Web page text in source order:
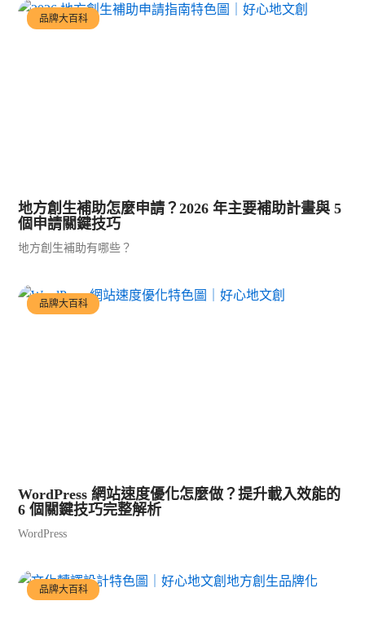
品牌大百科
地方創生補助怎麼申請？2026 年主要補助計畫與 5
個申請關鍵技巧
地方創生補助有哪些？
品牌大百科
WordPress 網站速度優化怎麼做？提升載入效能的
6 個關鍵技巧完整解析
WordPress
品牌大百科